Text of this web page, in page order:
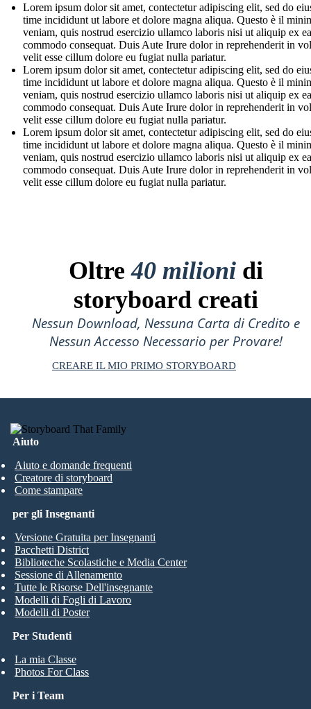
Lorem ipsum dolor sit amet, contectetur adipiscing elit, sed do
time incididunt ut labore et dolore magna aliqua. Questo è il
veniam, quis nostrud esercizio ullamco laboris nisi ut aliquip ex ea
commodo consequat. Duis Aute Irure dolor in reprehenderit in
velit esse cillum dolore eu fugiat nulla pariatur.
Lorem ipsum dolor sit amet, contectetur adipiscing elit, sed do
time incididunt ut labore et dolore magna aliqua. Questo è il
veniam, quis nostrud esercizio ullamco laboris nisi ut aliquip ex ea
commodo consequat. Duis Aute Irure dolor in reprehenderit in
velit esse cillum dolore eu fugiat nulla pariatur.
Lorem ipsum dolor sit amet, contectetur adipiscing elit, sed do
time incididunt ut labore et dolore magna aliqua. Questo è il
veniam, quis nostrud esercizio ullamco laboris nisi ut aliquip ex ea
commodo consequat. Duis Aute Irure dolor in reprehenderit in
velit esse cillum dolore eu fugiat nulla pariatur.
Oltre40 milioni di
storyboard creati
Nessun Download, Nessuna Carta di Credito e
Nessun Accesso Necessario per Provare!
CREARE IL MIO PRIMO STORYBOARD
Aiuto
Aiuto e domande frequenti
Creatore di storyboard
Come stampare
Per Studenti
La mia Classe
Photos For Class
per gli Insegnanti
Versione Gratuita per Insegnanti
Pacchetti District
Biblioteche Scolastiche e Media Center
Sessione di Allenamento
Tutte le Risorse Dell'insegnante
Modelli di Fogli di Lavoro
Modelli di Poster
Per i Team